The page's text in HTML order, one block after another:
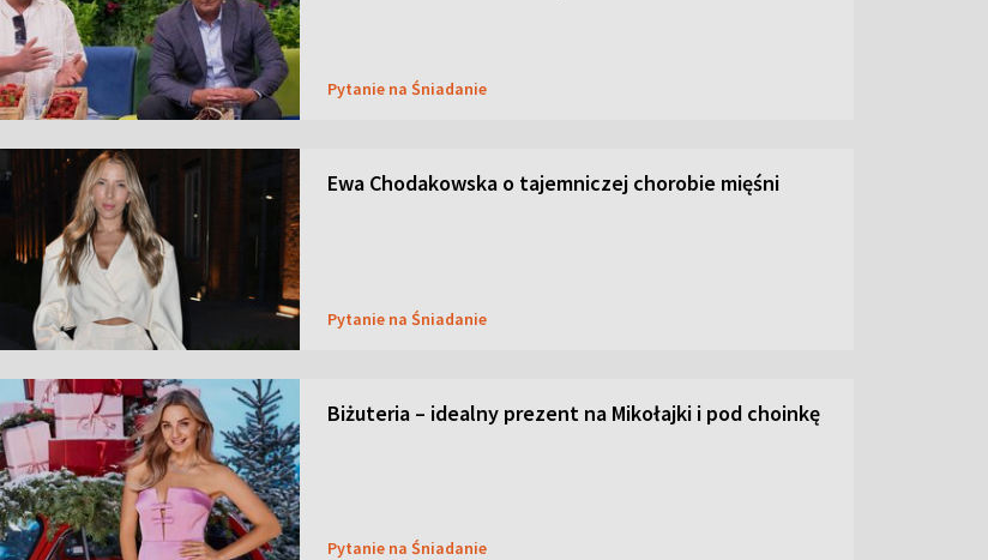
Pytanie na Śniadanie
Ewa Chodakowska o tajemniczej chorobie mięśni
Pytanie na Śniadanie
Biżuteria – idealny prezent na Mikołajki i pod choinkę
Pytanie na Śniadanie